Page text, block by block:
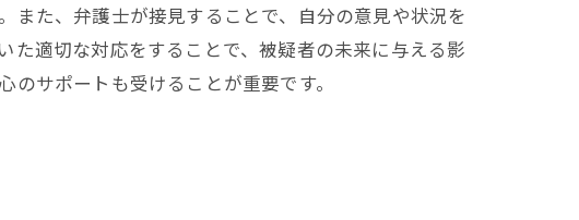
また、弁護士が接見することで、自分の意見や状況を
た適切な対応をすることで、被疑者の未来に与える影
サポートも受けることが重要です。